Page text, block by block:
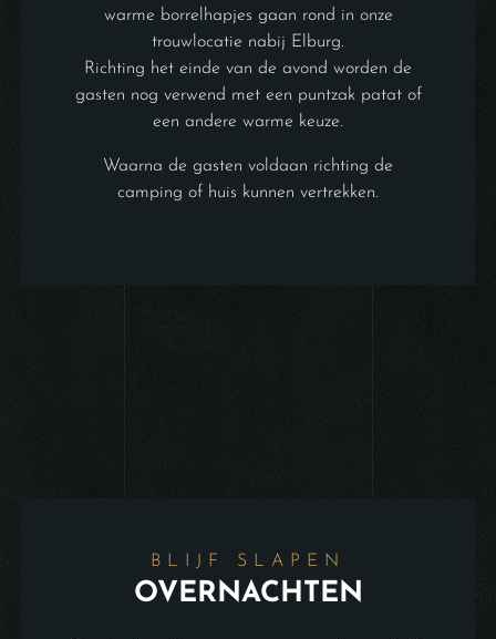
warme borrelhapjes gaan rond in onze
trouwlocatie nabij Elburg.
Richting het einde van de avond worden de
gasten nog verwend met een puntzak patat of
een andere warme keuze.
Waarna de gasten voldaan richting de
camping of huis kunnen vertrekken.
BLIJF SLAPEN
OVERNACHTEN